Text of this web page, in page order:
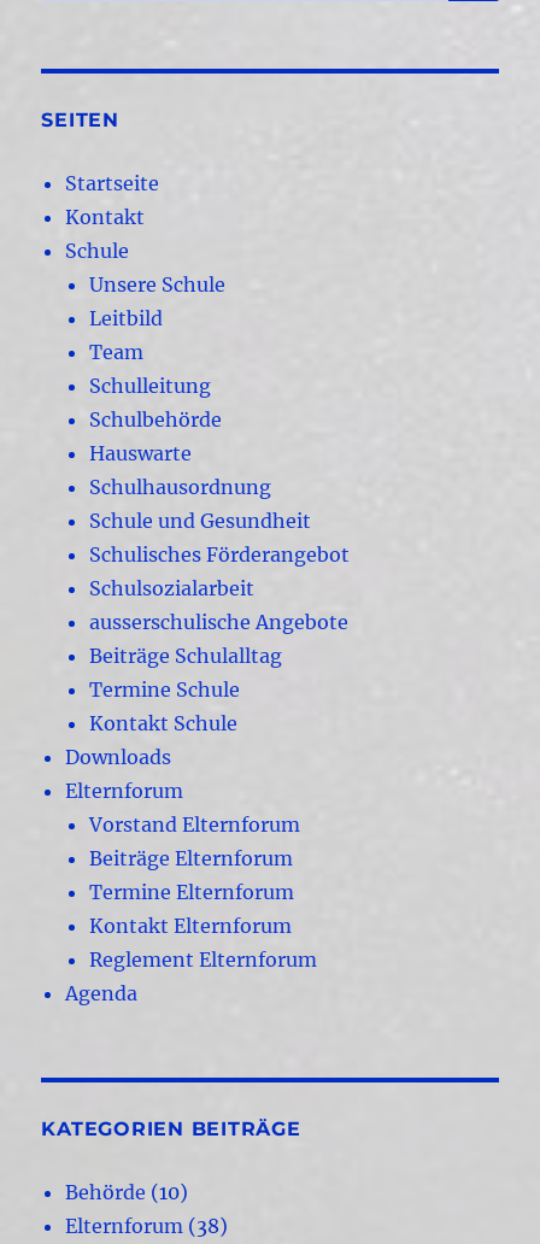
SEITEN
Startseite
Kontakt
Schule
Unsere Schule
Leitbild
Team
Schulleitung
Schulbehörde
Hauswarte
Schulhausordnung
Schule und Gesundheit
Schulisches Förderangebot
Schulsozialarbeit
ausserschulische Angebote
Beiträge Schulalltag
Termine Schule
Kontakt Schule
Downloads
Elternforum
Vorstand Elternforum
Beiträge Elternforum
Termine Elternforum
Kontakt Elternforum
Reglement Elternforum
Agenda
KATEGORIEN BEITRÄGE
Behörde (10)
Elternforum (38)